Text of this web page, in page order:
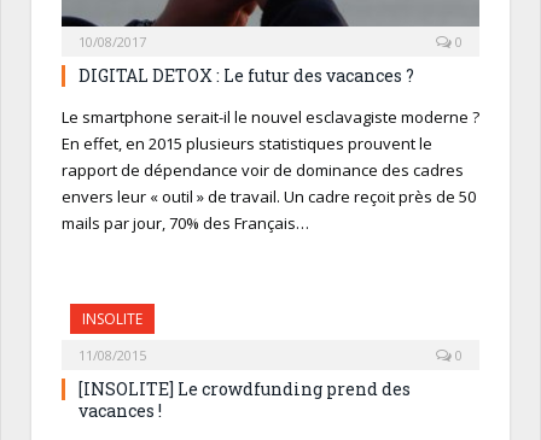
10/08/2017 0
DIGITAL DETOX : Le futur des vacances ?
Le smartphone serait-il le nouvel esclavagiste moderne ?
En effet, en 2015 plusieurs statistiques prouvent le
rapport de dépendance voir de dominance des cadres
envers leur « outil » de travail. Un cadre reçoit près de 50
mails par jour, 70% des Français…
INSOLITE
11/08/2015 0
[INSOLITE] Le crowdfunding prend des
vacances !